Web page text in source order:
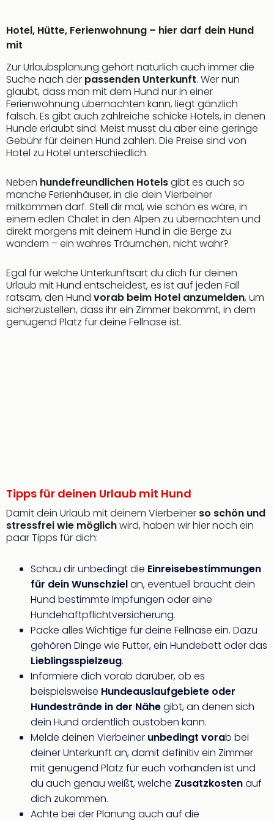
Hotel, Hütte, Ferienwohnung – hier darf dein Hund
mit
Zur Urlaubsplanung gehört natürlich auch immer die
Suche nach der passenden Unterkunft. Wer nun
glaubt, dass man mit dem Hund nur in einer
Ferienwohnung übernachten kann, liegt gänzlich
falsch. Es gibt auch zahlreiche schicke Hotels, in denen
Hunde erlaubt sind. Meist musst du aber eine geringe
Gebühr für deinen Hund zahlen. Die Preise sind von
Hotel zu Hotel unterschiedlich.
Neben hundefreundlichen Hotelsgibt es auch so
manche Ferienhäuser, in die dein Vierbeiner
mitkommen darf. Stell dir mal, wie schön es wäre, in
einem edlen Chalet in den Alpen zu übernachten und
direkt morgens mit deinem Hund in die Berge zu
wandern – ein wahres Träumchen, nicht wahr?
Egal für welche Unterkunftsart du dich für deinen
Urlaub mit Hund entscheidest, es ist auf jeden Fall
ratsam, den Hund vorab beim Hotel anzumelden, um
sicherzustellen, dass ihr ein Zimmer bekommt, in dem
genügend Platz für deine Fellnase ist.
Tipps für deinen Urlaub mit Hund
Damit dein Urlaub mit deinem Vierbeiner so schön und
stressfrei wie möglichwird, haben wir hier noch ein
paar Tipps für dich:
Schau dir unbedingt die Einreisebestimmungen
für dein Wunschzielan, eventuell braucht dein
Hund bestimmte Impfungen oder eine
Hundehaftpflichtversicherung.
Packe alles Wichtige für deine Fellnase ein. Dazu
gehören Dinge wie Futter, ein Hundebett oder das
Lieblingsspielzeug.
Informiere dich vorab darüber, ob es
beispielsweise Hundeauslaufgebiete oder
Hundestrände in der Nähegibt, an denen sich
dein Hund ordentlich austoben kann.
Melde deinen Vierbeiner unbedingt vorab bei
deiner Unterkunft an, damit definitiv ein Zimmer
mit genügend Platz für euch vorhanden ist und
du auch genau weißt, welche Zusatzkostenauf
dich zukommen.
Achte bei der Planung auch auf die